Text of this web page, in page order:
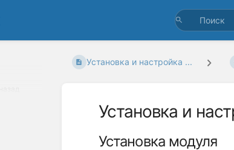
Установка и настройка ...
Установка и
Установка модуля